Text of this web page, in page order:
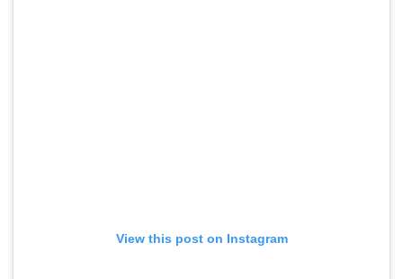
View this post on Instagram